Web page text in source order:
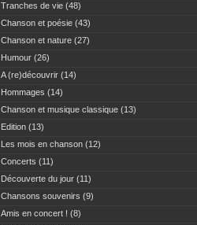
Tranches de vie (48)
Chanson et poésie (43)
Chanson et nature (27)
Humour (26)
A (re)découvrir (14)
Hommages (14)
Chanson et musique classique (13)
Edition (13)
Les mois en chanson (12)
Concerts (11)
Découverte du jour (11)
Chansons souvenirs (9)
Amis en concert ! (8)